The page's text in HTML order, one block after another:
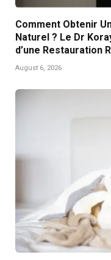
Comment Obtenir
Naturel ? Le Dr
d’une Restauration
August 6, 2026